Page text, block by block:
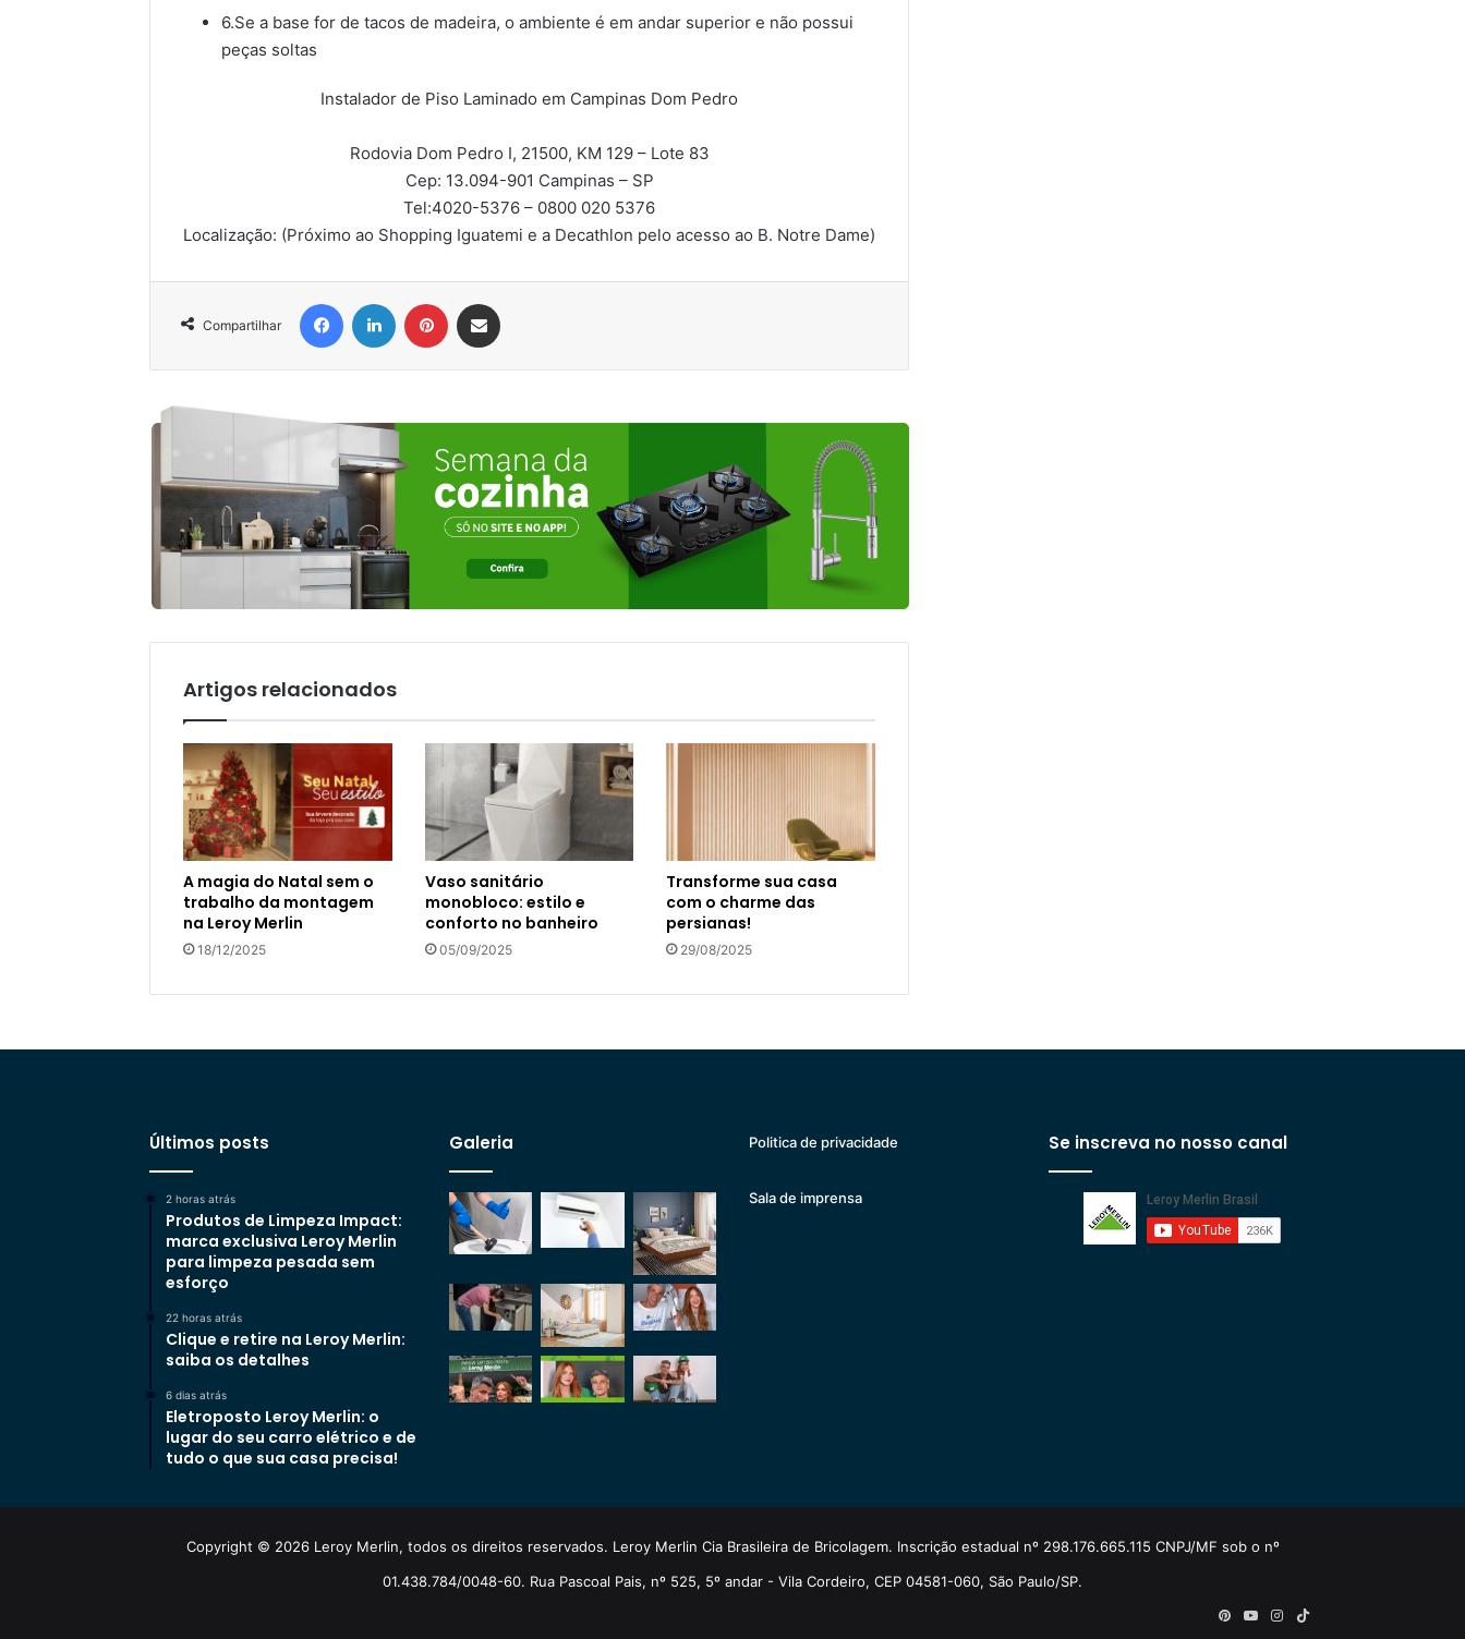
6.Se a base for de tacos de madeira, o ambiente é em andar superior e não possui
peças soltas
Instalador de Piso Laminado em Campinas Dom Pedro
Rodovia Dom Pedro I, 21500, KM 129 – Lote 83
Cep: 13.094-901 Campinas – SP
Tel:4020-5376 – 0800 020 5376
Localização: (Próximo ao Shopping Iguatemi e a Decathlon pelo acesso ao B. Notre Dame)
Compartilhar
FacebookLinkedin Pinterest
Artigos relacionados
A magia do Natal sem o
trabalho da montagem
na Leroy Merlin
18/12/2025
Vaso sanitário
monobloco: estilo e
conforto no banheiro
05/09/2025
Transforme sua casa
com o charme das
persianas!
29/08/2025
Últimos posts
2 horas atrás
Produtos de Limpeza Impact:
marca exclusiva Leroy Merlin
para limpeza pesada sem
esforço
22 horas atrás
Clique e retire na Leroy Merlin:
saiba os detalhes
6 dias atrás
Eletroposto Leroy Merlin: o
lugar do seu carro elétrico e de
tudo o que sua casa precisa!
Galeria Politica de privacidade
Sala de imprensa
Se inscreva no nosso canal
Copyright © 2026 Leroy Merlin, todos os direitos reservados. Leroy Merlin Cia Brasileira de Bricolagem. Inscrição estadual nº 298.176.665.115 CNPJ/MF sob o nº
01.438.784/0048-60. Rua Pascoal Pais, nº 525, 5º andar - Vila Cordeiro, CEP 04581-060, São Paulo/SP.
PinterestYouTubeInstagram
TikTok